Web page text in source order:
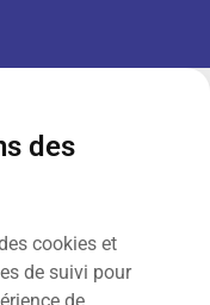
des
cookies et
de suivi pour
: